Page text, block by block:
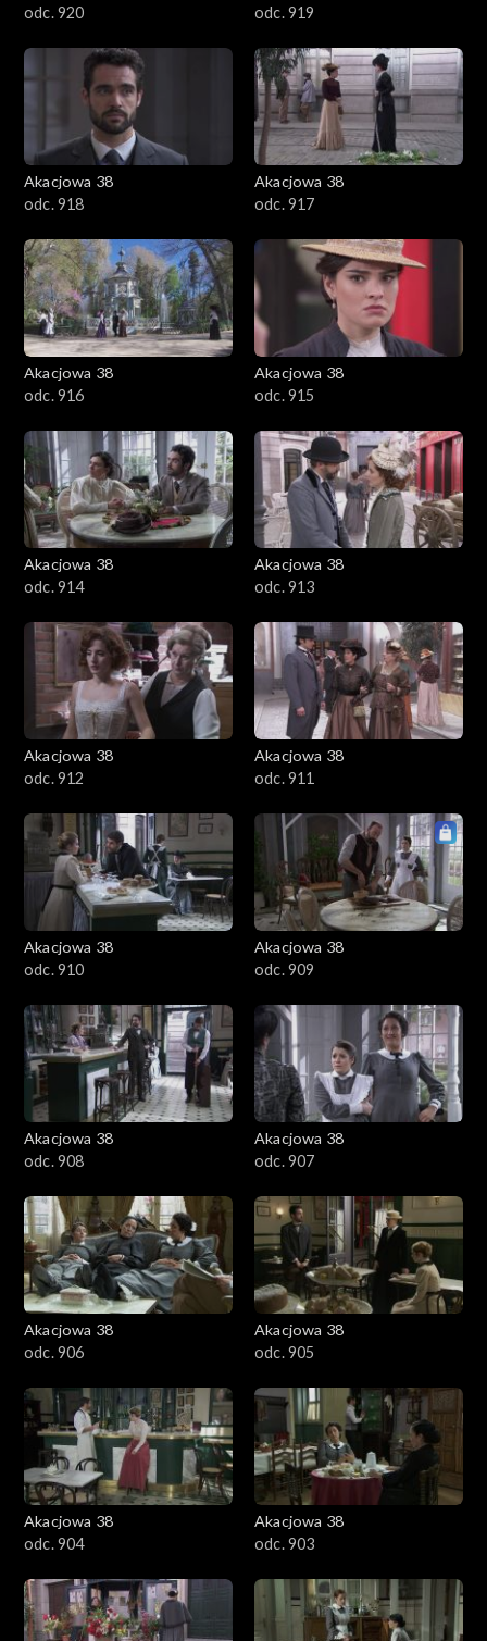
odc. 920
odc. 919
Akacjowa 38
odc. 918
Akacjowa 38
odc. 917
Akacjowa 38
odc. 916
Akacjowa 38
odc. 915
Akacjowa 38
odc. 914
Akacjowa 38
odc. 913
Akacjowa 38
odc. 912
Akacjowa 38
odc. 911
Akacjowa 38
odc. 910
Akacjowa 38
odc. 909
Akacjowa 38
odc. 908
Akacjowa 38
odc. 907
Akacjowa 38
odc. 906
Akacjowa 38
odc. 905
Akacjowa 38
odc. 904
Akacjowa 38
odc. 903